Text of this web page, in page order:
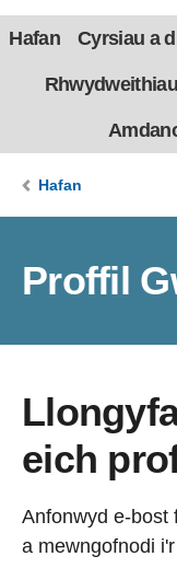
Hafan Cyrsiau a
Rhwydweithiau
Hafan
Proffil
eich
Anfonwyd e-bost
a mewngofnodi